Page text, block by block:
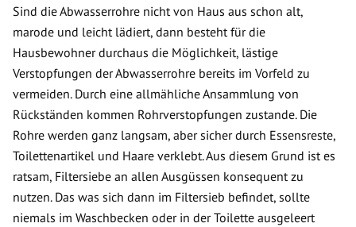
Sind die Abwasserrohre nicht von Haus aus schon alt,
marode und leicht lädiert, dann besteht für die
Hausbewohner durchaus die Möglichkeit, lästige
Verstopfungen der Abwasserrohre bereits im Vorfeld zu
vermeiden. Durch eine allmähliche Ansammlung von
Rückständen kommen Rohrverstopfungen zustande. Die
Rohre werden ganz langsam, aber sicher durch Essensreste,
Toilettenartikel und Haare verklebt. Aus diesem Grund ist es
ratsam, Filtersiebe an allen Ausgüssen konsequent zu
nutzen. Das was sich dann im Filtersieb befindet, sollte
niemals im Waschbecken oder in der Toilette ausgeleert